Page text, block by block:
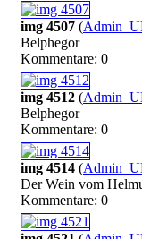
img 4507 (
Belphegor
Kommentare: 0
img 4512 (
Belphegor
Kommentare: 0
img 4514 (
Der Wein vom
Kommentare: 0